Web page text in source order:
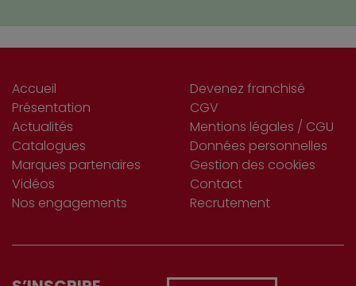
Accueil
Présentation
Actualités
Catalogues
Marques partenaires
Vidéos
Nos engagements
Devenez franchisé
CGV
Mentions légales / CGU
Données personnelles
Gestion des cookies
Contact
Recrutement